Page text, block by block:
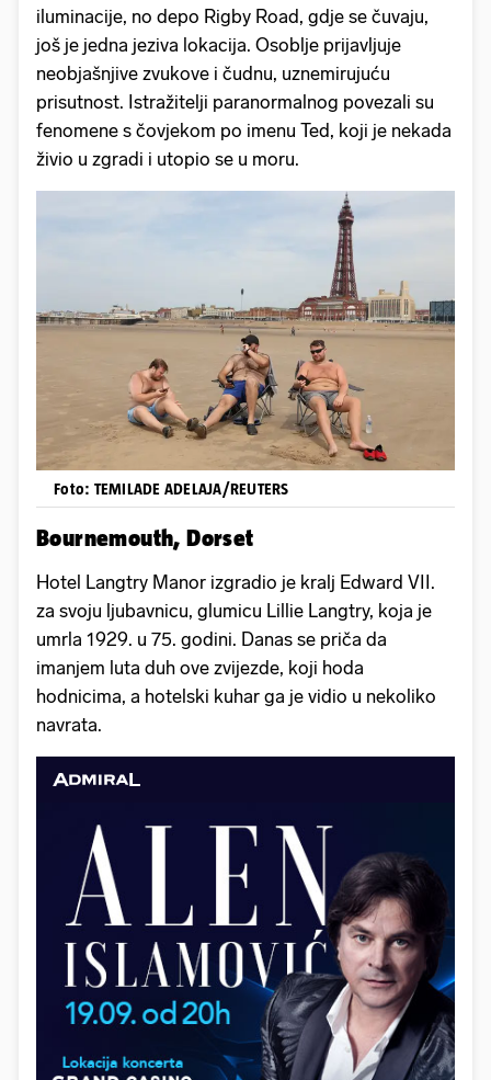
iluminacije, no depo Rigby Road, gdje se čuvaju,
još je jedna jeziva lokacija. Osoblje prijavljuje
neobjašnjive zvukove i čudnu, uznemirujuću
prisutnost. Istražitelji paranormalnog povezali su
fenomene s čovjekom po imenu Ted, koji je nekada
živio u zgradi i utopio se u moru.
Foto: TEMILADE ADELAJA/REUTERS
Bournemouth, Dorset
Hotel Langtry Manor izgradio je kralj Edward VII.
za svoju ljubavnicu, glumicu Lillie Langtry, koja je
umrla 1929. u 75. godini. Danas se priča da
imanjem luta duh ove zvijezde, koji hoda
hodnicima, a hotelski kuhar ga je vidio u nekoliko
navrata.